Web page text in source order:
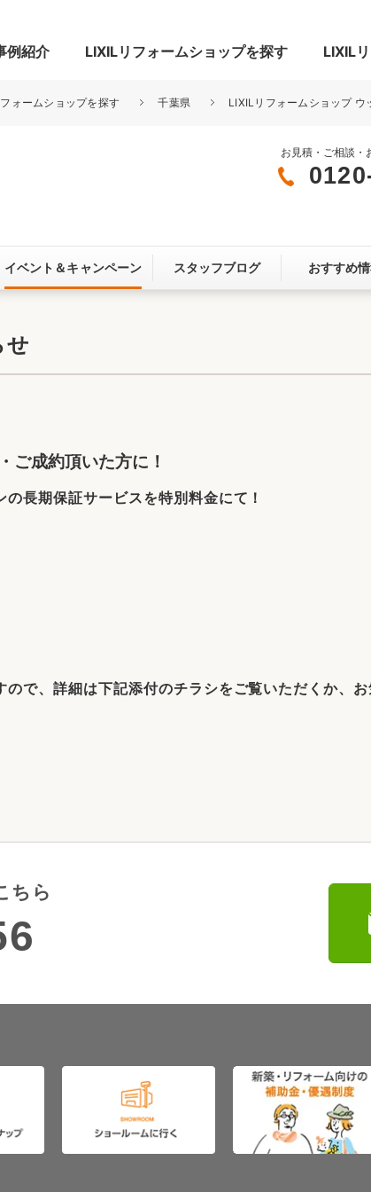
例紹介
玄関まわり 門まわり
カースペース
ュレーション
LIXILリフォームショップを探す LIXIL
さま満足度アンケート
ここちいい暮ら
フスタイルコンパス
ォームショップを探す 千葉県 LIXILリフォームショップ ウ
お見積・ご相談・
イベント＆キャンペーン スタッフブログ おすすめ
ご成約頂いた方に！
長期保証サービスを特別料金にて！
で、詳細は下記添付のチラシをご覧いただくか、お
ちら